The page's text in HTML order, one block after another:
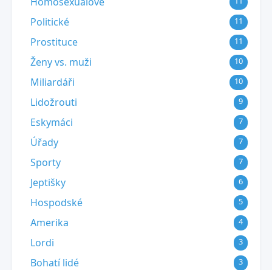
Politické 11
Prostituce 11
Ženy vs. muži 10
Miliardáři 10
Lidožrouti 9
Eskymáci 7
Úřady 7
Sporty 7
Jeptišky 6
Hospodské 5
Amerika 4
Lordi 3
Bohatí lidé 3